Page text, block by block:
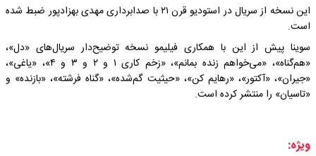
این نسخه از سریال در استودیو قرن ۲۱ با صدابرداری مهدی بهزادپور ضبط شده
است.
سوینا پیش از این با همکاری فیلیمو نسخه توضیح‌دار سریال‌های «دل»،
«هم‌گناه»، «می‌خواهم زنده بمانم»، «زخم کاری ۱ و ۲ و ۳ و ۴»، «یاغی»،
«جیران»، «آکتور»، «رهایم کن»، «حیثیت گم‌شده»، «گناه فرشته»، «بازنده» و
«تاسیان» را منتشر کرده است.
ویژه: